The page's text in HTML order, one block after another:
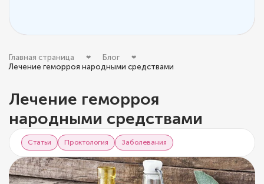
Главная страница
Блог
Лечение геморроя народными средствами
Лечение геморроя
народными средствами
Статьи Проктология Заболевания